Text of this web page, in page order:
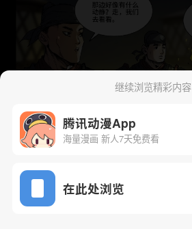
继续浏览精彩内容
腾讯动漫App
海量漫画 新人7天免费看
在此处浏览